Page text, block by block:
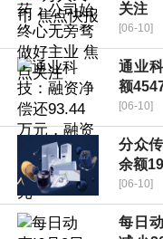
关注
[06-10]
通业
额
[06-10]
分众
余额
[06-10]
每日